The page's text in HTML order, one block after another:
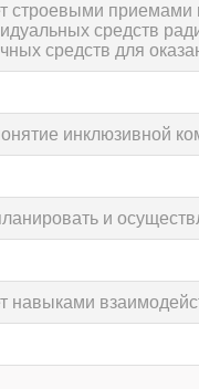
строевыми
средств
средств для
инклюзивной
и
навыками